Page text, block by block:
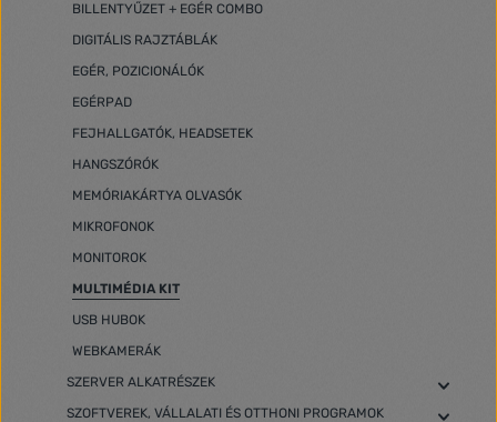
BILLENTYŰZET + EGÉR COMBO
DIGITÁLIS RAJZTÁBLÁK
EGÉR, POZICIONÁLÓK
EGÉRPAD
FEJHALLGATÓK, HEADSETEK
HANGSZÓRÓK
MEMÓRIAKÁRTYA OLVASÓK
MIKROFONOK
MONITOROK
MULTIMÉDIA KIT
USB HUBOK
WEBKAMERÁK
SZERVER ALKATRÉSZEK
SZOFTVEREK, VÁLLALATI ÉS OTTHONI PROGRAMOK